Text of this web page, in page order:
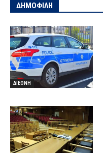
ΔΗΜΟΦΙΛΗ
ΔΙΕΘΝΗ